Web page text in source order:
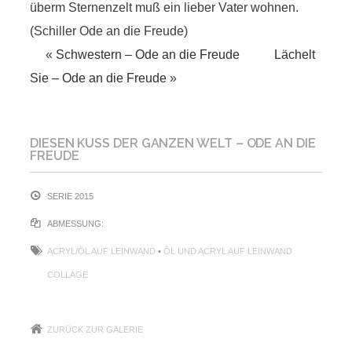
überm Sternenzelt muß ein lieber Vater wohnen.
(Schiller Ode an die Freude)
« Schwestern – Ode an die Freude
Lächelt
Sie – Ode an die Freude»
DIESEN KUSS DER GANZEN WELT – ODE AN DIE
FREUDE
SERIE 2015
ABMESSUNG:
ACRYL/ÖL AUF LEINWAND • ÖL UND ACRYL AUF LEINWAND
COLLAGE
ZURÜCK ZUR GALERIE